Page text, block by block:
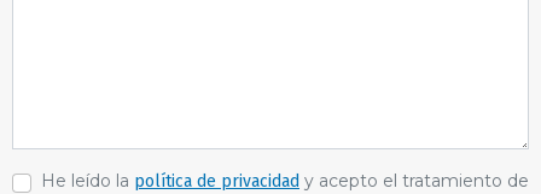
He leído la política de privacidad y acepto el tratamiento de